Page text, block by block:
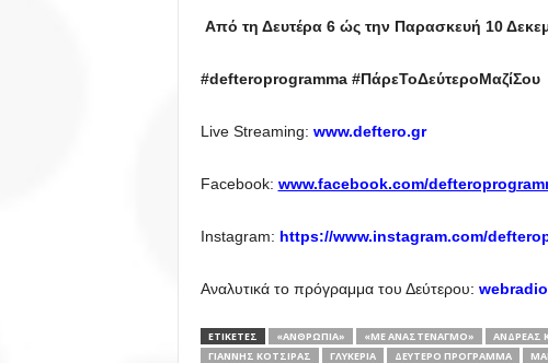
Από τη Δευτέρα 6 ώς την Παρασκευή 10
#defteroprogramma #ΠάρεΤοΔεύτεροΜαζίΣου
Live Streaming: www.deftero.gr
Facebook: www.facebook.com/
Instagram: https://www.instagram.com/
Αναλυτικά το πρόγραμμα του Δεύτερου:
ΕΤΙΚΕΤΕΣ «ΑΝΘΡΩΠΙΆ» «ΜΕ ΑΝΑΣΤΕΝΑΓΜΌ» ΑΝΔΡΈΑΣ
ΓΙΆΝΝΗΣ ΚΌΤΣΙΡΑΣ
ΓΛΥΚΕΡΊΑ ΔΕΎΤΕΡΟ ΠΡΌΓΡΑΜΜΑ